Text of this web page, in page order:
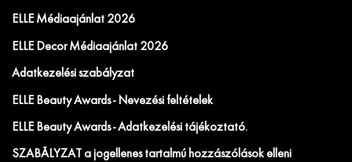
ELLE Médiaajánlat 2026
ELLE Decor Médiaajánlat 2026
Adatkezelési szabályzat
ELLE Beauty Awards - Nevezési feltételek
ELLE Beauty Awards - Adatkezelési tájékoztató.
SZABÁLYZAT a jogellenes tartalmú hozzászólások elleni